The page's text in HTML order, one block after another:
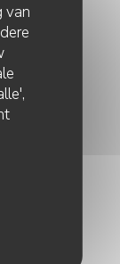
van